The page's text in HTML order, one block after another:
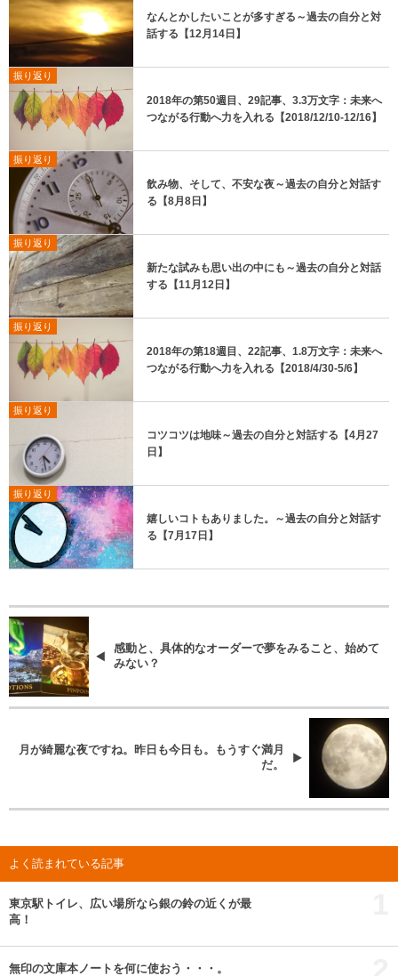
なんとかしたいことが多すぎる～過去の自分と対
話する【12月14日】
振り返り
2018年の第50週目、29記事、3.3万文字：未来へ
つながる行動へ力を入れる【2018/12/10-12/16】
振り返り
飲み物、そして、不安な夜～過去の自分と対話す
る【8月8日】
振り返り
新たな試みも思い出の中にも～過去の自分と対話
する【11月12日】
振り返り
2018年の第18週目、22記事、1.8万文字：未来へ
つながる行動へ力を入れる【2018/4/30-5/6】
振り返り
コツコツは地味～過去の自分と対話する【4月27
日】
振り返り
嬉しいコトもありました。～過去の自分と対話す
る【7月17日】
感動と、具体的なオーダーで夢をみること、始めて
みない？
月が綺麗な夜ですね。昨日も今日も。もうすぐ満月
だ。
よく読まれている記事
東京駅トイレ、広い場所なら銀の鈴の近くが最
高！
無印の文庫本ノートを何に使おう・・・。